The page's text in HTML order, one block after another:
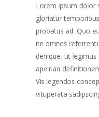
Lorem ipsum dolor
gloriatur
probatus ad. Quo
ne omnes
denique, ut
apeirian
Vis legendos
vituperata